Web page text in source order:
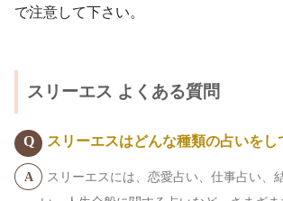
で注意して下さい。
スリーエス よくある質問
スリーエスはどんな種類の占いをし
スリーエスには、恋愛占い、仕事占い、